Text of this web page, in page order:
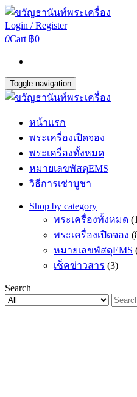
Login / Register
0Cart ฿0
Toggle navigation
หน้าแรก
พระเครื่องเปิดจอง
พระเครื่องทั้งหมด
หมายเลขพัสดุEMS
วิธีการเช่าบูชา
Shop by category
พระเครื่องทั้งหมด
พระเครื่องเปิดจอง
หมายเลขพัสดุEMS
เช็คข่าวสาร (3)
Search